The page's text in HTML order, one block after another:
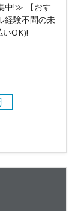
中!≫ 【おす
経験不問の未
OK)!